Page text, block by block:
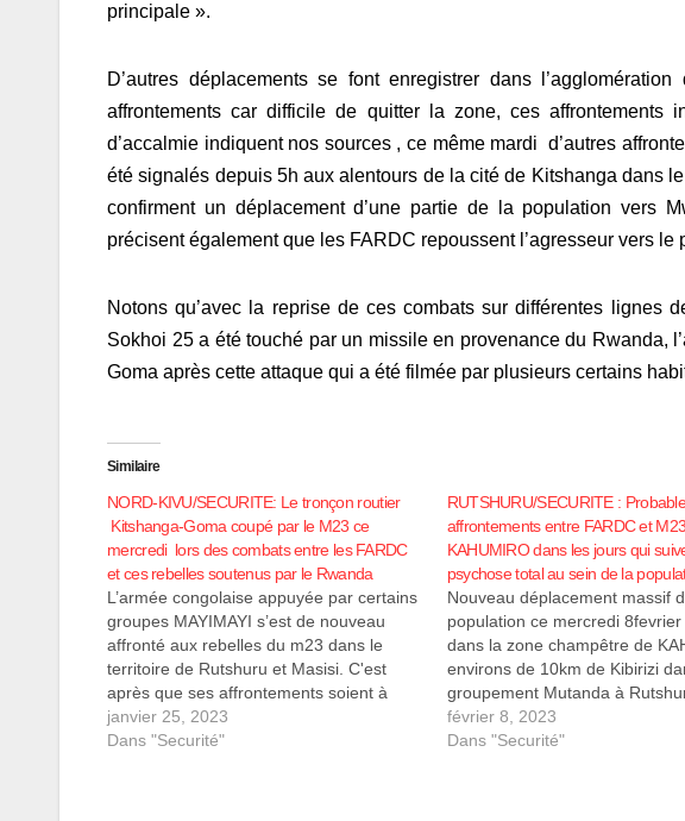
principale ».
D’autres déplacements se font enregistrer dans
affrontements car difficile de quitter la zone, ces affrontements
d’accalmie indiquent nos sources , ce même mardi d’autres
été signalés depuis 5h aux alentours de la cité de Kitshanga dans
confirment un déplacement d’une partie de la population vers
précisent également que les FARDC repoussent l’agresseur vers
Notons qu’avec la reprise de ces combats sur différentes lignes
Sokhoi 25 a été touché par un missile en provenance du Rwanda,
Goma après cette attaque qui a été filmée par plusieurs certains
Similaire
NORD-KIVU/SECURITE: Le tronçon routier
Kitshanga-Goma coupé par le M23 ce
mercredi lors des combats entre les FARDC
et ces rebelles soutenus par le Rwanda
L’armée congolaise appuyée par certains
groupes MAYIMAYI s’est de nouveau
affronté aux rebelles du m23 dans le
territoire de Rutshuru et Masisi. C'est
après que ses affrontements soient à
nouveau déclencher mardi 24 janvier
dans les zones proches de Kitsanga mais
janvier 25, 2023
Dans "Securité"
RUTSHURU/SECURITE :
affrontements entre FARDC et
KAHUMIRO dans les jours qui
psychose total au sein de la
Nouveau déplacement massif
population ce mercredi 8fevrier
dans la zone champêtre de
environs de 10km de Kibirizi
groupement Mutanda à
populations craignent des
affrontements entre FARDC et
février 8, 2023
Dans "Securité"